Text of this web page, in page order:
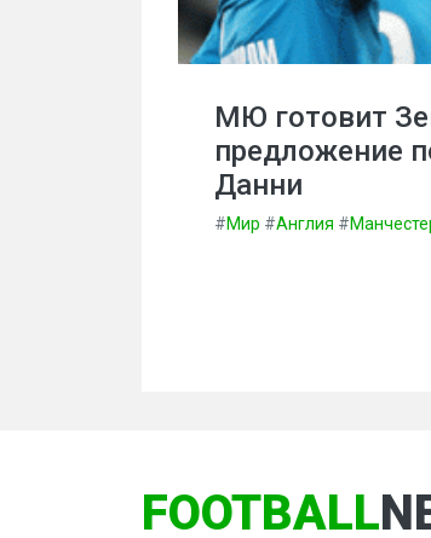
МЮ готовит
предложение
Данни
#Мир #Англия #
FOOTBALL